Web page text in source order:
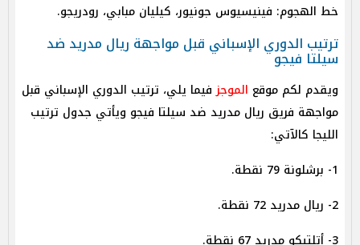
خط الهجوم: فينيسيوس جونيور، كيليان مبابي، رودريجو.
ترتيب الدوري الإسباني قبل مواجهة ريال مدريد ضد
سيلتا فيجو
ويقدم لكم موقع الموجزفيما يلي، ترتيب الدوري الإسباني قبل
مواجهة فريق ريال مدريد ضد سيلتا فيجو ويأتي جدول ترتيب
الليجا كالآتي:
1- برشلونة 79 نقطة.
2- ريال مدريد 72 نقطة.